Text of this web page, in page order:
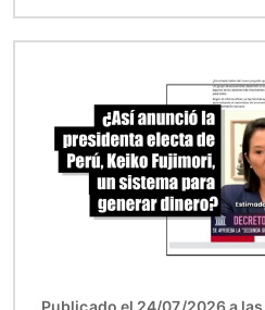
Publicado el 24/07/2026 a las